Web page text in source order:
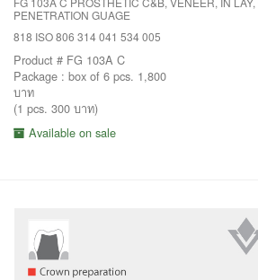
PENETRATION GUAGE
818 ISO 806 314 041 534 005
Product # FG 103A C
Package : box of 6 pcs. 1,800
บาท
(1 pcs. 300 บาท)
Available on sale